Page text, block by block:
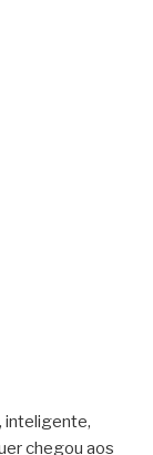
inteligente,
chegou aos